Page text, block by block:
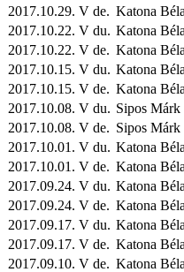
2017.10.29. V de. Katona Béla
2017.10.22. V du. Katona Béla
2017.10.22. V de. Katona Béla
2017.10.15. V du. Katona Béla
2017.10.15. V de. Katona Béla
2017.10.08. V du. Sipos Márk
2017.10.08. V de. Sipos Márk
2017.10.01. V du. Katona Béla
2017.10.01. V de. Katona Béla
2017.09.24. V du. Katona Béla
2017.09.24. V de. Katona Béla
2017.09.17. V du. Katona Béla
2017.09.17. V de. Katona Béla
2017.09.10. V de. Katona Béla